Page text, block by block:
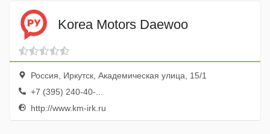
Korea Motors Daewoo
Россия, Иркутск, Академическая улица, 15/1
+7 (395) 240-40-...
http://www.km-irk.ru